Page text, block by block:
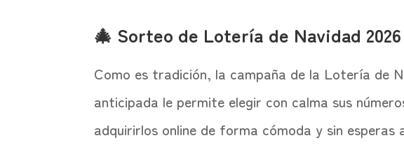
🎄 Sorteo de Lotería de Navidad
Como es tradición, la campaña de la Lotería de
anticipada le permite elegir con calma sus
adquirirlos online de forma cómoda y sin